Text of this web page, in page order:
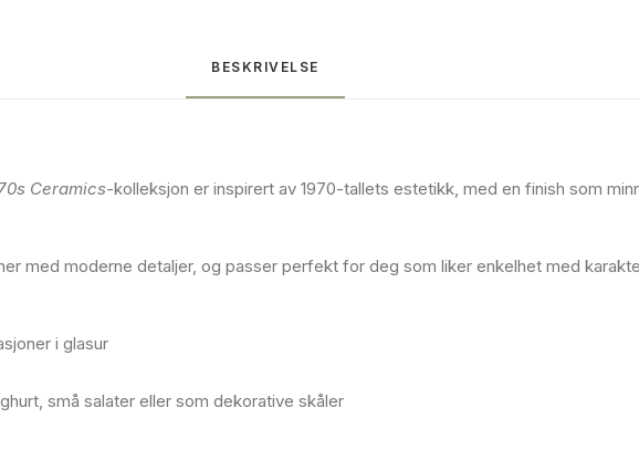
BESKRIVELSE
Ceramics-kolleksjon er inspirert av 1970-tallets estetikk, med en finish som
med moderne detaljer, og passer perfekt for deg som liker enkelhet med
i glasur
små salater eller som dekorative skåler